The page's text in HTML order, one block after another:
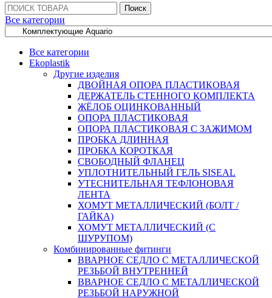
Поиск:
Поиск
Все категории
Все категории
Ekoplastik
Другие изделия
ДВОЙНАЯ ОПОРА ПЛАСТИКОВАЯ
ДЕРЖАТЕЛЬ СТЕННОГО КОМПЛЕКТА
ЖЁЛОБ ОЦИНКОВАННЫЙ
ОПОРА ПЛАСТИКОВАЯ
ОПОРА ПЛАСТИКОВАЯ С ЗАЖИМОМ
ПРОБКА ДЛИННАЯ
ПРОБКА КОРОТКАЯ
СВОБОДНЫЙ ФЛАНЕЦ
УПЛОТНИТЕЛЬНЫЙ ГЕЛЬ SISEAL
УТЕСНИТЕЛЬНАЯ ТЕФЛОНОВАЯ
ЛЕНТА
ХОМУТ МЕТАЛЛИЧЕСКИЙ (БОЛТ /
ГАЙКА)
ХОМУТ МЕТАЛЛИЧЕСКИЙ (С
ШУРУПОМ)
Комбинированные фитинги
ВВАРНОЕ СЕДЛО С МЕТАЛЛИЧЕСКОЙ
РЕЗЬБОЙ ВНУТРЕННЕЙ
ВВАРНОЕ СЕДЛО С МЕТАЛЛИЧЕСКОЙ
РЕЗЬБОЙ НАРУЖНОЙ